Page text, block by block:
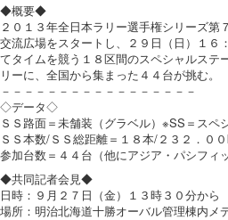
◆概要◆
２０１３年全日本ラリー選手権シリーズ
交流広場をスタートし、２９日（日）１６
てタイムを競う１８区間のスペシャルス
リーに、全国から集まった４４台が挑む。
－－－－－－－－－－－－－－－－－
◇データ◇
ＳＳ路面＝未舗装（グラベル）※SS＝スペ
ＳＳ本数/ＳＳ総距離＝１８本/２３２．０
参加台数＝４４台（他にアジア・パシフィ
◆共同記者会見◆
日時：９月２７日（金）１３時３０分から
場所：明治北海道十勝オーバル管理棟内メ